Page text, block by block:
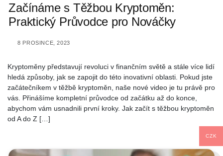
Začínáme s Těžbou Kryptoměn:
Praktický Průvodce pro Nováčky
8 PROSINCE, 2023
Kryptoměny představují revoluci v finančním světě a stále více lidí
hledá způsoby, jak se zapojit do této inovativní oblasti. Pokud jste
začátečníkem v těžbě kryptoměn, naše nové video je tu právě pro
vás. Přinášíme kompletní průvodce od začátku až do konce,
abychom vám usnadnili první kroky. Jak začít s těžbou kryptoměn
od A do Z […]
CZK